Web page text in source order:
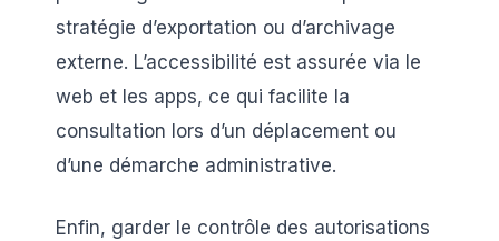
stratégie d’exportation ou d’archivage
externe. L’accessibilité est assurée via le
web et les apps, ce qui facilite la
consultation lors d’un déplacement ou
d’une démarche administrative.
Enfin, garder le contrôle des autorisations